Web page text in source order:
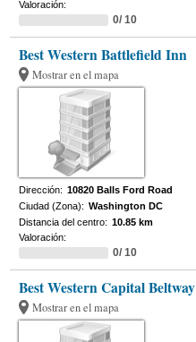
Valoración:
0/ 10
Best Western Battlefield Inn
Mostrar en el mapa
Dirección: 10820 Balls Ford Road
Ciudad (Zona): Washington DC
Distancia del centro: 10.85 km
Valoración:
0/ 10
Best Western Capital Beltway
Mostrar en el mapa